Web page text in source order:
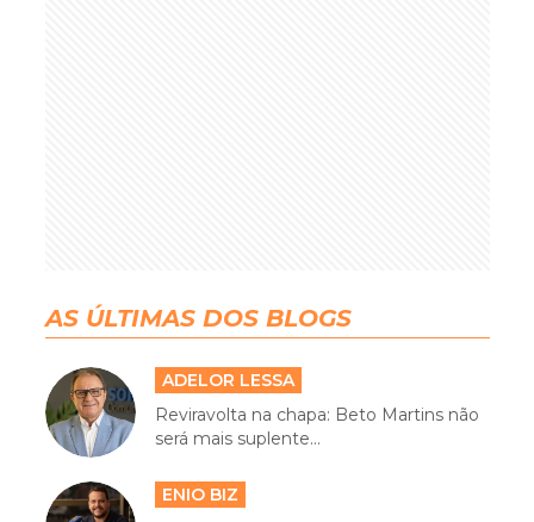
AS ÚLTIMAS DOS BLOGS
ADELOR LESSA
Reviravolta na chapa: Beto Martins não
será mais suplente...
ENIO BIZ